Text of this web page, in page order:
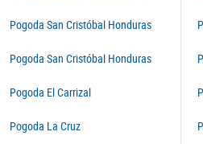
Pogoda San Cristóbal Honduras
Pogoda San Cristóbal Honduras
Pogoda El Carrizal
Pogoda La Cruz